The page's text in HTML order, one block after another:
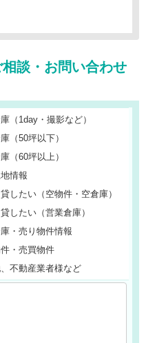
談・お問い合わせ
（1day・撮影など）
（50坪以下）
（60坪以上）
情報
したい（空物件・空倉庫）
したい（営業倉庫）
・売り物件情報
・売買物件
不動産業者様など